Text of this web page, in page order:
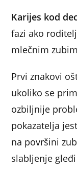
Karijes kod
fazi ako
mlečnim
Prvi znakovi
ukoliko se
ozbiljnije
pokazatelja
na površini
slabljenje